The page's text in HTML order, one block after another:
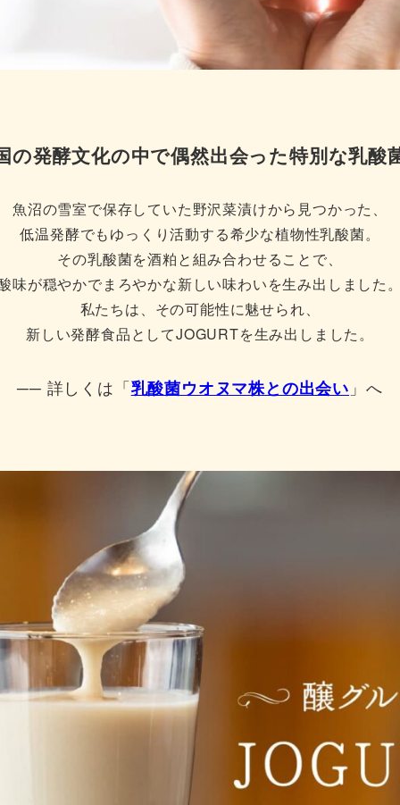
の発酵文化の中で偶然出会った特別な乳酸
魚沼の雪室で保存していた野沢菜漬けから見つかった、
低温発酵でもゆっくり活動する希少な植物性乳酸菌。
その乳酸菌を酒粕と組み合わせることで、
味が穏やかでまろやかな新しい味わいを生み出しました
私たちは、その可能性に魅せられ、
新しい発酵食品としてJOGURTを生み出しました。
── 詳しくは「乳酸菌ウオヌマ株との出会い 」へ